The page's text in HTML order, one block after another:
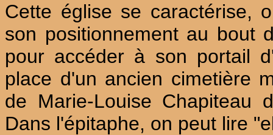
Cette église se caractérise,
son positionnement au bout
pour accéder à son portail
place d'un ancien cimetière
de Marie-Louise Chapiteau
Dans l'épitaphe, on peut lire